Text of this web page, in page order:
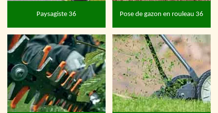
Paysagiste 36 Pose de gazon en rouleau 36